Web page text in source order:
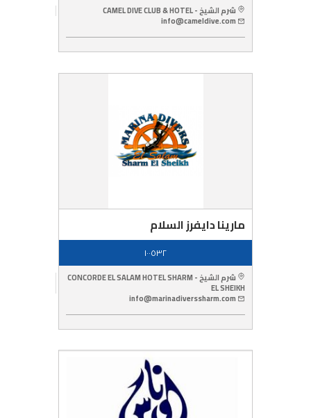
شرم الشيخ - CAMEL DIVE CLUB & HOTEL
info@cameldive.com
مارينا دايفرز السلام
١٠٠٥٣٢
شرم الشيخ - CONCORDE EL SALAM HOTEL SHARM
EL SHEIKH
info@marinadiverssharm.com